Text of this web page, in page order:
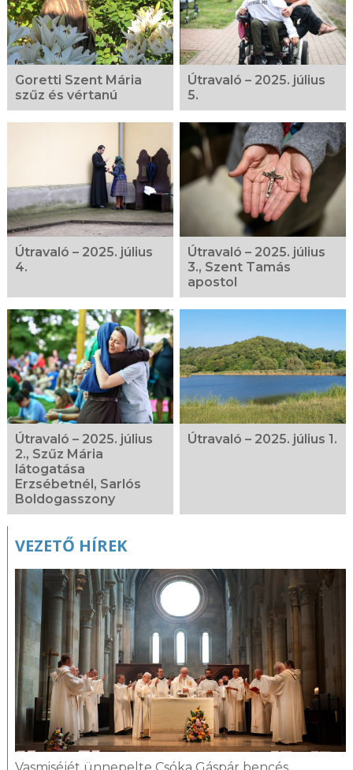
Goretti Szent Mária
szűz és vértanú
Útravaló – 2025. július
5.
Útravaló – 2025. július
4.
Útravaló – 2025. július
3., Szent Tamás
apostol
Útravaló – 2025. július
2., Szűz Mária
látogatása
Erzsébetnél, Sarlós
Boldogasszony
Útravaló – 2025. július 1.
VEZETŐ HÍREK